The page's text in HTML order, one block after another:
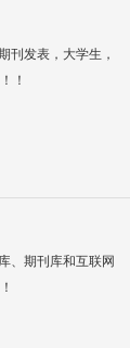
刊发表，大学生，
！
、期刊库和互联网